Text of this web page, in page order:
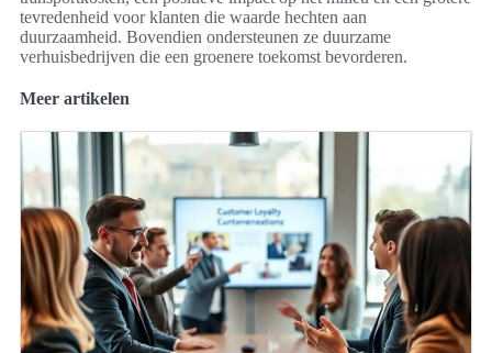
tevredenheid voor klanten die waarde hechten aan
duurzaamheid. Bovendien ondersteunen ze duurzame
verhuisbedrijven die een groenere toekomst bevorderen.
Meer artikelen